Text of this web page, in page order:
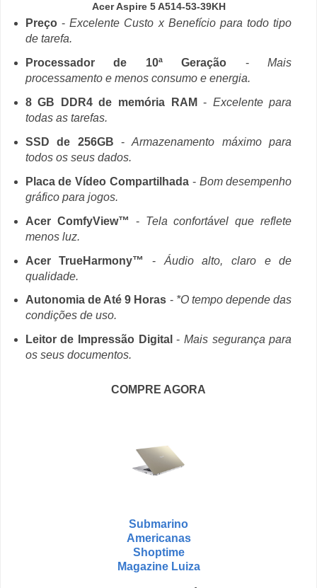
Acer Aspire 5 A514-53-39KH
Preço-Excelente Custo x Benefício para todo tipo
de tarefa.
Processador de 10ª Geração -Mais
processamento e menos consumo e energia.
8 GB DDR4 de memória RAM - Excelente para
todas as tarefas.
SSD de 256GB -Armazenamento máximo para
todos os seus dados.
Placa de Vídeo Compartilhada - Bom desempenho
gráfico para jogos.
Acer ComfyView™ - Tela confortável que reflete
menos luz.
Acer TrueHarmony™
- Áudio alto, claro e de
qualidade.
Autonomia de Até 9 Horas - *O tempo depende das
condições de uso.
Leitor de Impressão Digital -Mais segurança para
os seus documentos.
COMPRE AGORA
Submarino
Americanas
Shoptime
Magazine Luiza